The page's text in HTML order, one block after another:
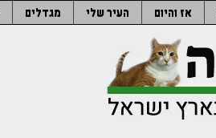
אז והיום העיר שלי מגדלים